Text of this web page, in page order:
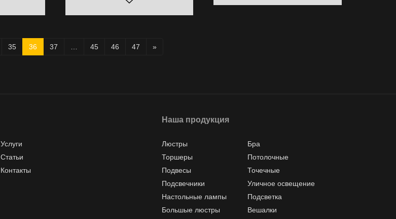
35 36 37 45 46 47 »
Услуги
Статьи
Контакты
Наша продукция
Люстры
Бра
Торшеры
Потолочные
Подвесы
Точечные
Подсвечники
Уличное освещение
Настольные лампы
Подсветка
Большые люстры
Вешалки